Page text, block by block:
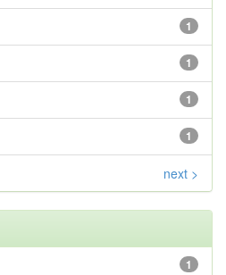
1
1
1
1
next >
1